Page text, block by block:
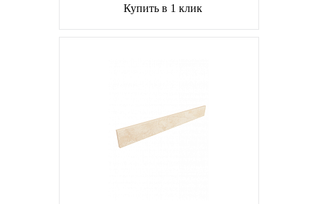
Купить в 1 клик